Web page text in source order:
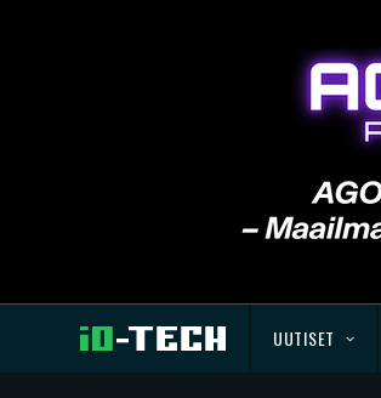
UUTISET